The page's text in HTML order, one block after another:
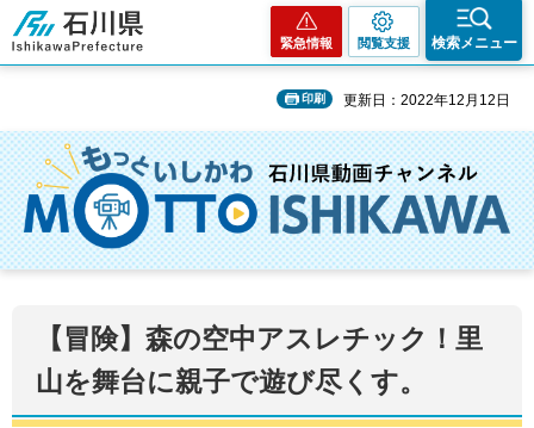
石川県
緊急情報 閲覧支援 検索メニュー
印刷 更新日：2022年12月12日
【冒険】森の空中アスレチック！里
山を舞台に親子で遊び尽くす。